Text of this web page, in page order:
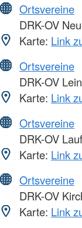
Ortsvereine
DRK-OV
Karte: Link
Ortsvereine
DRK-OV
Karte: Link
Ortsvereine
DRK-OV
Karte: Link
Ortsvereine
DRK-OV
Karte: Link